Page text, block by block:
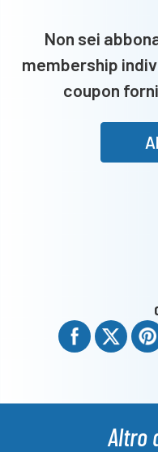
Non sei
membership
coupon
Altro